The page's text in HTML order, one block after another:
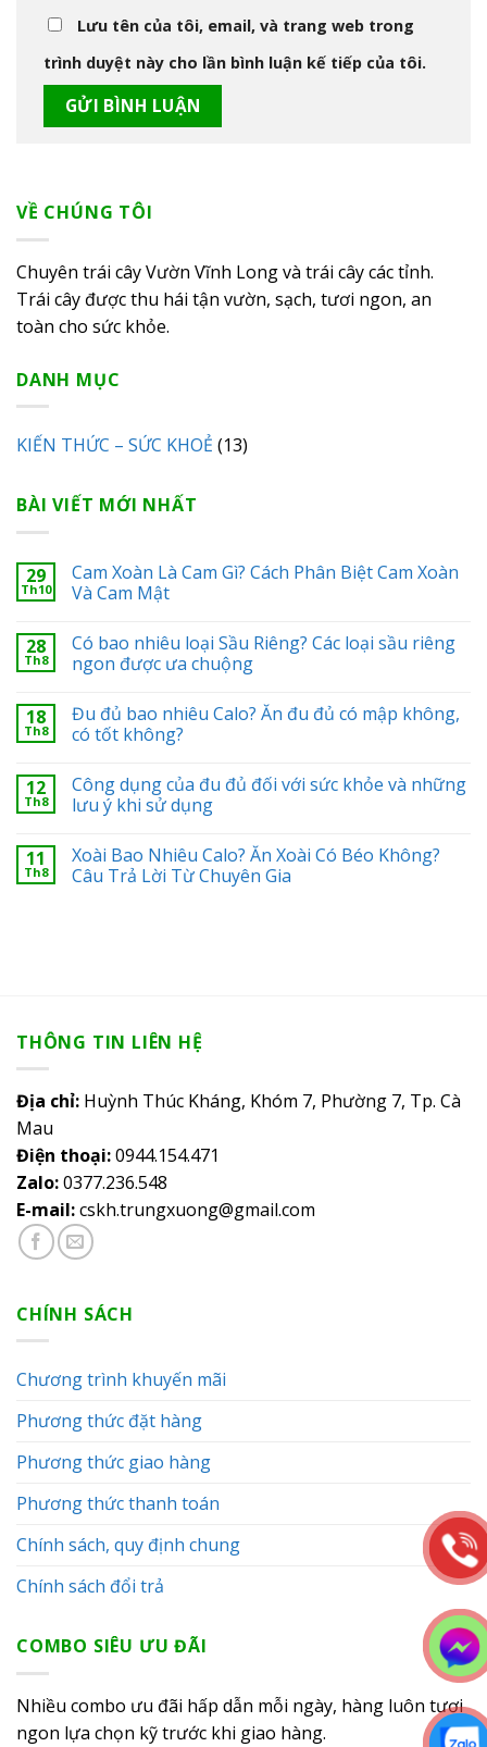
Lưu tên của tôi, email, và trang web trong
trình duyệt này cho lần bình luận kế tiếp của tôi.
VỀ CHÚNG TÔI
Chuyên trái cây Vườn Vĩnh Long và trái cây các tỉnh.
Trái cây được thu hái tận vườn, sạch, tươi ngon, an
toàn cho sức khỏe.
DANH MỤC
KIẾN THỨC – SỨC KHOẺ (13)
BÀI VIẾT MỚI NHẤT
29
Th10
Cam Xoàn Là Cam Gì? Cách Phân Biệt Cam Xoàn
Và Cam Mật
28
Th8
Có bao nhiêu loại Sầu Riêng? Các loại sầu riêng
ngon được ưa chuộng
18
Th8
Đu đủ bao nhiêu Calo? Ăn đu đủ có mập không,
có tốt không?
12
Th8
Công dụng của đu đủ đối với sức khỏe và những
lưu ý khi sử dụng
11
Th8
Xoài Bao Nhiêu Calo? Ăn Xoài Có Béo Không?
Câu Trả Lời Từ Chuyên Gia
THÔNG TIN LIÊN HỆ
Địa chỉ: Huỳnh Thúc Kháng, Khóm 7, Phường 7, Tp. Cà
Mau
Điện thoại:0944.154.471
Zalo:0377.236.548
E-mail:cskh.trungxuong@gmail.com
CHÍNH SÁCH
Chương trình khuyến mãi
Phương thức đặt hàng
Phương thức giao hàng
Phương thức thanh toán
Chính sách, quy định chung
Chính sách đổi trả
COMBO SIÊU ƯU ĐÃI
Nhiều combo ưu đãi hấp dẫn mỗi ngày, hàng luôn tươi
ngon lựa chọn kỹ trước khi giao hàng.